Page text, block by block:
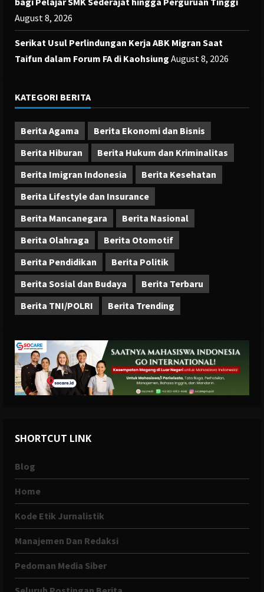
August 8, 2026
Serikat Usul Perlindungan Kerja ABK Migran Saat
Taifun dalam Forum FA di Kaohsiung August 8, 2026
KATEGORI BERITA
Berita Agama
Berita Ekonomi dan Bisnis
Berita Hiburan
Berita Hukum dan Kriminalitas
Berita Imigran Indonesia
Berita Kesehatan
Berita Lifestyle dan Insurance
Berita Mancanegara
Berita Nasional
Berita Olahraga
Berita Otomotif
Berita Pendidikan
Berita Politik
Berita Sosial dan Budaya
Berita Terbaru
Berita TNI/POLRI
Berita Trending
SHORTCUT LINK
Blog
Home
Kode Etik Jurnalistik
Manajemen Dan Redaksi
Pedoman Media Siber